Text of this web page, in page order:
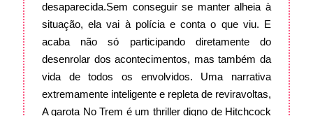
desaparecida.Sem conseguir se manter alheia à
situação, ela vai à polícia e conta o que viu. E
acaba não só participando diretamente do
desenrolar dos acontecimentos, mas também da
vida de todos os envolvidos. Uma narrativa
extremamente inteligente e repleta de reviravoltas,
A garota No Trem é um thriller digno de Hitchcock